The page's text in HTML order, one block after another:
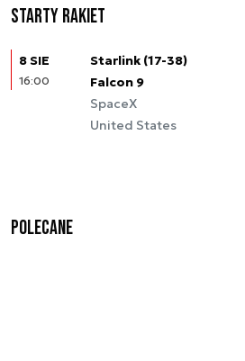
Starty rakiet
8 SIE
16:00
Starlink (17-38)
Falcon 9
SpaceX
United States
Polecane